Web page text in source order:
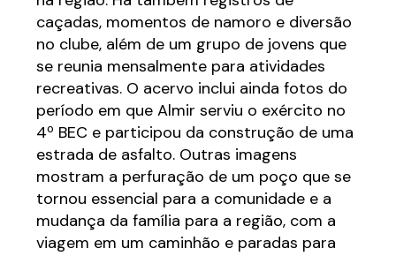
caçadas, momentos de namoro e diversão
no clube, além de um grupo de jovens que
se reunia mensalmente para atividades
recreativas. O acervo inclui ainda fotos do
período em que Almir serviu o exército no
4º BEC e participou da construção de uma
estrada de asfalto. Outras imagens
mostram a perfuração de um poço que se
tornou essencial para a comunidade e a
mudança da família para a região, com a
viagem em um caminhão e paradas para